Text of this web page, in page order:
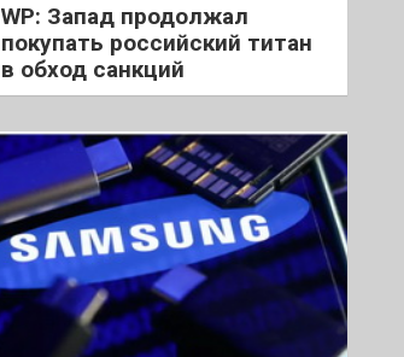
WP: Запад продолжал
покупать российский титан
в обход санкций